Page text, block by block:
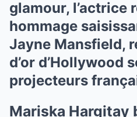
glamour, l’actrice
hommage
Jayne Mansfield,
d’or d’Hollywood
projecteurs
Mariska Hargitay